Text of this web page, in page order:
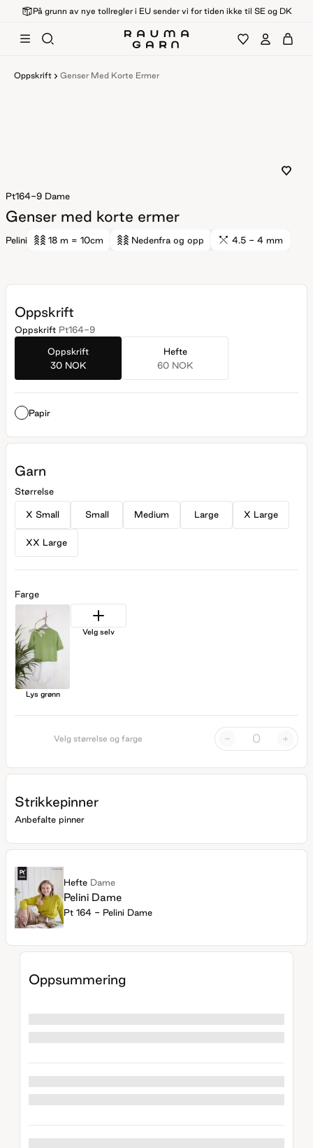
På grunn av nye tollregler i EU sender vi for tiden ikke til SE og DK
Oppskrift Genser Med Korte Ermer
Pt164-9 Dame
Genser med korte ermer
Pelini 18 m = 10cm Nedenfra og opp 4.5 - 4 mm
Oppskrift
Oppskrift Pt164-9
Oppskrift
30 NOK
Hefte
60 NOK
Papir
Garn
Størrelse
X Small Small Medium Large X Large
XX Large
Farge
Lys grønn
Velg selv
Velg størrelse og farge - +
Strikkepinner
Anbefalte pinner
Hefte Dame
Pelini Dame
Pt 164 - Pelini Dame
Oppsummering